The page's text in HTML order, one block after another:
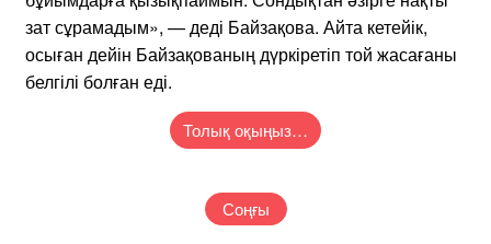
зат сұрамадым», — деді Байзақова. Айта кетейік,
осыған дейін Байзақованың дүркіретіп той жасағаны
белгілі болған еді.
Толық оқыңыз…
Соңғы